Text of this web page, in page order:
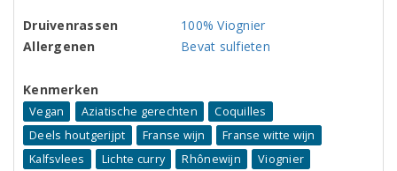
Druivenrassen
100% Viognier
Allergenen
Bevat sulfieten
Kenmerken
Vegan Aziatische gerechten
Coquilles
Deels houtgerijpt
Franse wijn
Franse witte wijn
Kalfsvlees
Lichte curry Rhônewijn
Viognier